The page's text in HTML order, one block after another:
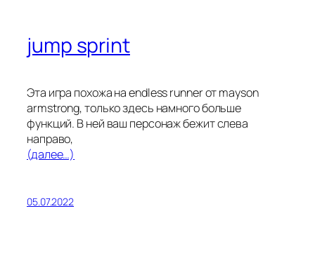
jump sprint
Эта игра похожа на endless runner от mayson
armstrong, только здесь намного больше
функций. В ней ваш персонаж бежит слева
направо,
(далее…)
05.07.2022